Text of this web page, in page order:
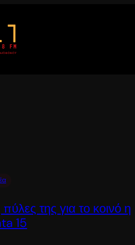
πύλες της για το κοινό η
15